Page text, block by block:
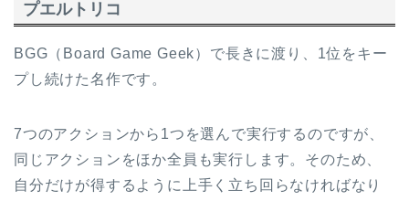
プエルトリコ
BGG（Board Game Geek）で長きに渡り、1位をキー
プし続けた名作です。
7つのアクションから1つを選んで実行するのですが、
同じアクションをほか全員も実行します。そのため、
自分だけが得するように上手く立ち回らなければなり